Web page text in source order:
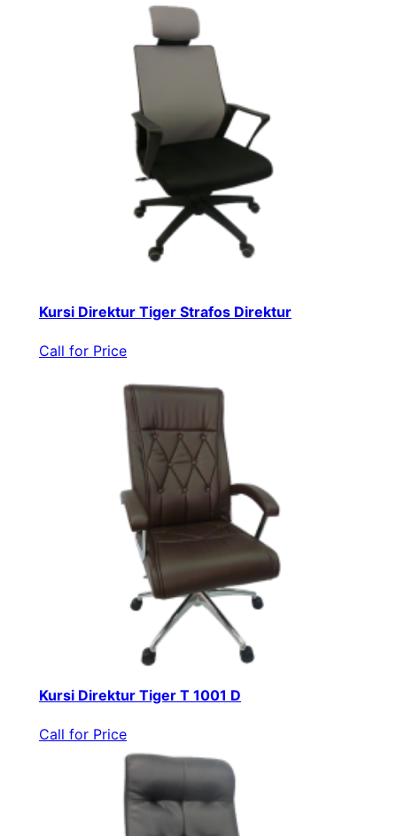
Kursi Direktur Tiger Strafos Direktur
Call for Price
Kursi Direktur Tiger T 1001 D
Call for Price